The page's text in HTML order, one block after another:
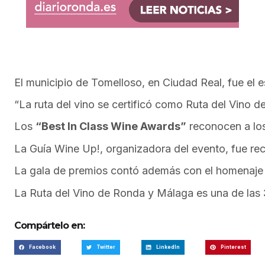
El municipio de Tomelloso, en Ciudad Real, fue el
“La ruta del vino se certificó como Ruta del Vino
Los “Best In Class Wine Awards” reconocen a
La Guía Wine Up!, organizadora del evento, fue
La gala de premios contó además con el
La Ruta del Vino de Ronda y Málaga es una de las
Compártelo en:
Facebook Twitter LinkedIn Pinterest